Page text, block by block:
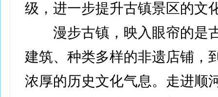
级，进一步提升古镇景区的文
漫步古镇，映入眼帘的是
建筑、种类多样的非遗店铺，
浓厚的历史文化气息。走进顺